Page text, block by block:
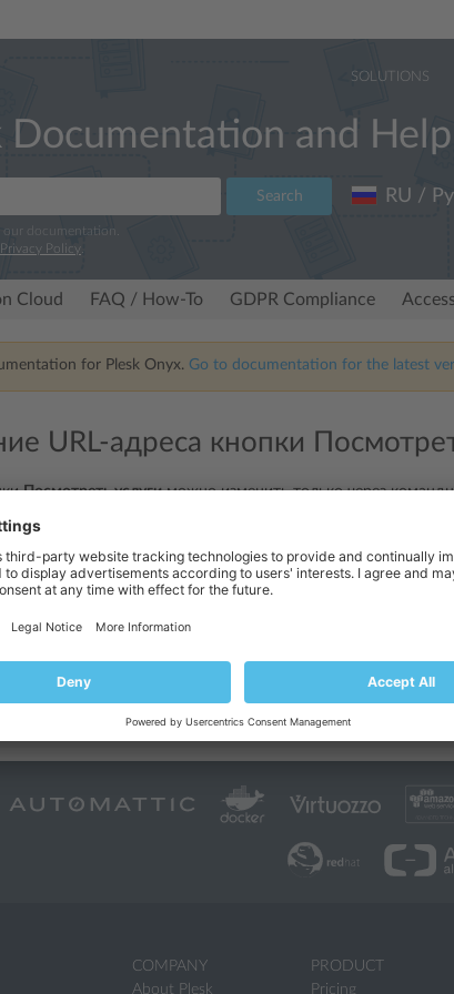
SOLUTIONS
Documentation and Help
Search
our documentation.
Privacy Policy
RU /
Cloud FAQ / How-To GDPR Compliance
for Plesk Onyx. Go to documentation for the latest
URL-адреса кнопки
Посмотреть услугиможно изменить только через
адрес, который открывается при нажатии на кнопку
», запустите следующую команду:
-p -mpc_portal_url https://www.example.com
-p -mpc_portal_url https://
COMPANY
About Plesk
PRODUCT
Pricing